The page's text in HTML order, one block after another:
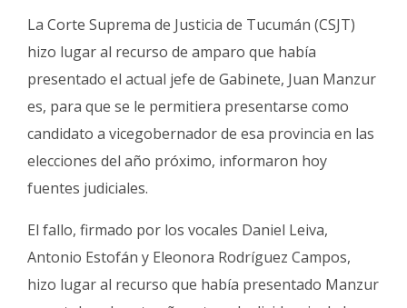
La Corte Suprema de Justicia de Tucumán (CSJT)
hizo lugar al recurso de amparo que había
presentado el actual jefe de Gabinete, Juan Manzur
es, para que se le permitiera presentarse como
candidato a vicegobernador de esa provincia en las
elecciones del año próximo, informaron hoy
fuentes judiciales.
El fallo, firmado por los vocales Daniel Leiva,
Antonio Estofán y Eleonora Rodríguez Campos,
hizo lugar al recurso que había presentado Manzur